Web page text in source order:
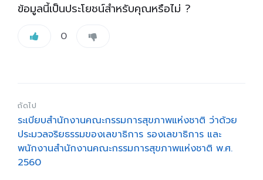
ข้อมูลนี้เป็นประโยชน์สำหรับคุณหรือไม่ ?
0
ถัดไป
ระเบียบสำนักงานคณะกรรมการสุขภาพแห่งชาติ ว่าด้วย
ประมวลจริยธรรมของเลขาธิการ รองเลขาธิการ และ
พนักงานสำนักงานคณะกรรมการสุขภาพแห่งชาติ พ.ศ.
2560